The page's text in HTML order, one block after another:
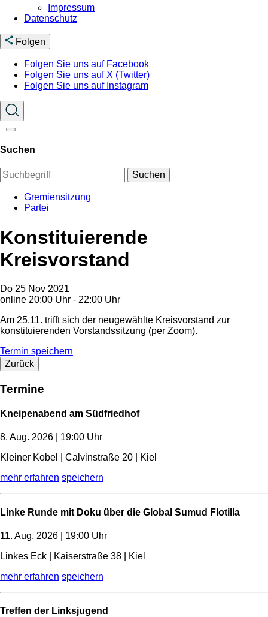
Impressum
Datenschutz
Folgen
Folgen Sie uns auf Facebook
Folgen Sie uns auf X (Twitter)
Folgen Sie uns auf Instagram
Suchen
Suchen
Gremiensitzung
Partei
Konstituierende
Kreisvorstand
Do 25 Nov 2021
online 20:00 Uhr - 22:00 Uhr
Am 25.11. trifft sich der neugewählte Kreisvorstand zur
konstituierenden Vorstandssitzung (per Zoom).
Termin speichern
Zurück
Termine
Kneipenabend am Südfriedhof
8. Aug. 2026 | 19:00 Uhr
Kleiner Kobel | Calvinstraße 20 | Kiel
mehr erfahren speichern
Linke Runde mit Doku über die Global Sumud Flotilla
11. Aug. 2026 | 19:00 Uhr
Linkes Eck | Kaiserstraße 38 | Kiel
mehr erfahren speichern
Treffen der Linksjugend